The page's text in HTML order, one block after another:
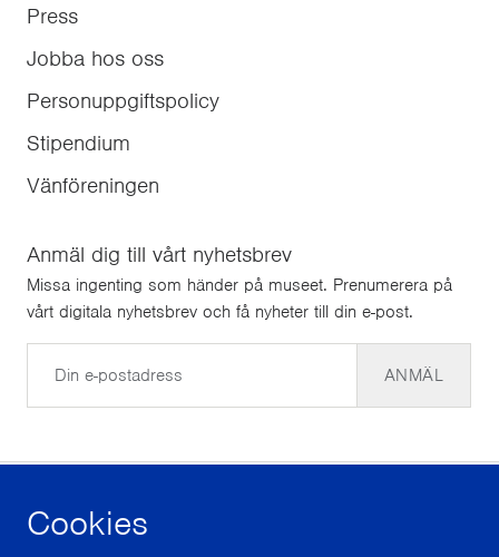
Cookies
Press
Jobba hos oss
Personuppgiftspolicy
Stipendium
Vänföreningen
Anmäl dig till vårt nyhetsbrev
Missa ingenting som händer på museet. Prenumerera på
vårt digitala nyhetsbrev och få nyheter till din e-post.
ANMÄL